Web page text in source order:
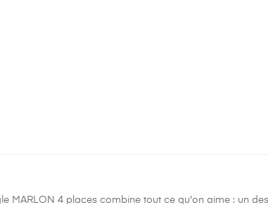
MARLON 4 places combine tout ce qu'on aime : un